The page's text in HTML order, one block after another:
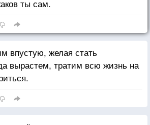
ты сам.
впустую, желая стать
вырастем, тратим всю жизнь на